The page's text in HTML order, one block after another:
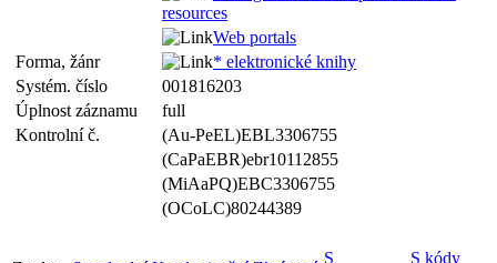
resources
Web portals
Forma, žánr
* elektronické knihy
Systém. číslo
001816203
Úplnost záznamu
full
Kontrolní č.
(Au-PeEL)EBL3306755
(CaPaEBR)ebr10112855
(MiAaPQ)EBC3306755
(OCoLC)80244389
S
S kódy